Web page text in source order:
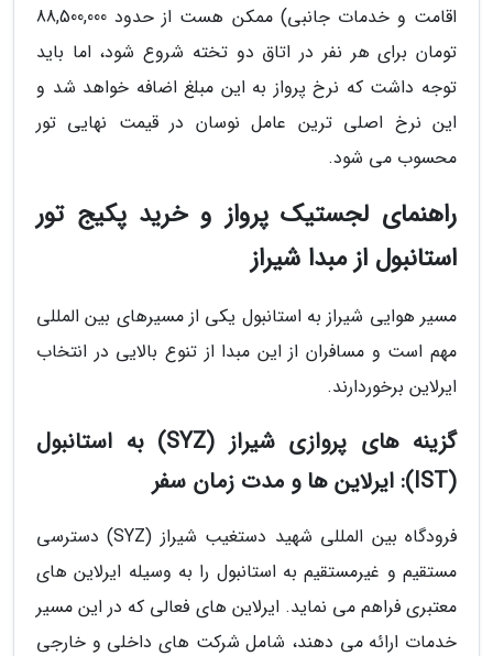
اقامت و خدمات جانبی) ممکن هست از حدود 88,500,000
تومان برای هر نفر در اتاق دو تخته شروع شود، اما باید
توجه داشت که نرخ پرواز به این مبلغ اضافه خواهد شد و
این نرخ اصلی ترین عامل نوسان در قیمت نهایی تور
محسوب می شود.
راهنمای لجستیک پرواز و خرید پکیج تور
استانبول از مبدا شیراز
مسیر هوایی شیراز به استانبول یکی از مسیرهای بین المللی
مهم است و مسافران از این مبدا از تنوع بالایی در انتخاب
ایرلاین برخوردارند.
گزینه های پروازی شیراز (SYZ) به استانبول
(IST): ایرلاین ها و مدت زمان سفر
فرودگاه بین المللی شهید دستغیب شیراز (SYZ) دسترسی
مستقیم و غیرمستقیم به استانبول را به وسیله ایرلاین های
معتبری فراهم می نماید. ایرلاین های فعالی که در این مسیر
خدمات ارائه می دهند، شامل شرکت های داخلی و خارجی